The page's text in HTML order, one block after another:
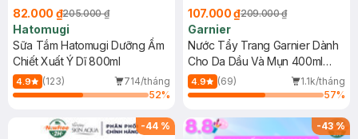
82.000 ₫205.000 ₫
Hatomugi
Sữa Tắm Hatomugi Dưỡng Ẩm
Chiết Xuất Ý Dĩ 800ml
4.9 (123)
714/tháng
52%
107.000 ₫209.000 ₫
Garnier
Nước Tẩy Trang Garnier Dành
Cho Da Dầu Và Mụn 400ml
(Mới)
4.9 (69)
1.1k/tháng
57%
-44 % -43%